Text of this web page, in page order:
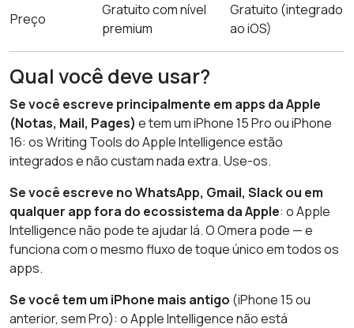
Preço
Gratuito com nível
premium
Gratuito (integrado
ao iOS)
Qual você deve usar?
Se você escreve principalmente em apps da Apple
(Notas, Mail, Pages) e tem um iPhone 15 Pro ou iPhone
16: os Writing Tools do Apple Intelligence estão
integrados e não custam nada extra. Use-os.
Se você escreve no WhatsApp, Gmail, Slack ou em
qualquer app fora do ecossistema da Apple: o Apple
Intelligence não pode te ajudar lá. O Omera pode — e
funciona com o mesmo fluxo de toque único em todos os
apps.
Se você tem um iPhone mais antigo (iPhone 15 ou
anterior, sem Pro): o Apple Intelligence não está